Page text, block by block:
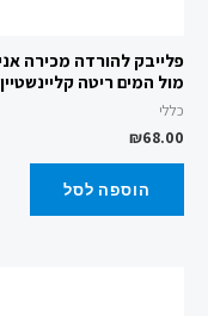
פלייבק להורדה מכירה
מול המים ריטה
כללי
₪68.00
הוספה לסל